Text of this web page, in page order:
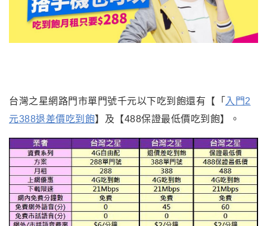
台灣之星網路門市單門號千元以下吃到飽還有【「 入門2
元388退差價吃到飽】及【488保證最低價吃到飽】。